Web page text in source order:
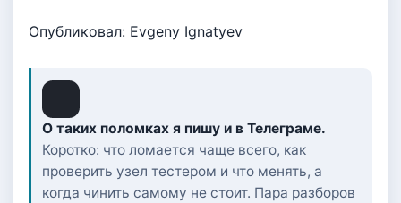
Опубликовал: Evgeny Ignatyev
О таких поломках я пишу и в Телеграме.
Коротко: что ломается чаще всего, как
проверить узел тестером и что менять, а
когда чинить самому не стоит. Пара разборов